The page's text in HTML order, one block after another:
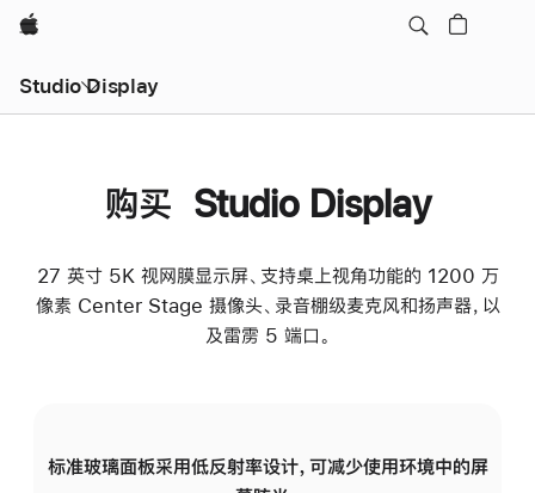
Apple
Studio Display
购买 Studio Display
27 英寸 5K 视网膜显示屏、支持桌上视角功能的 1200 万
像素 Center Stage 摄像头、录音棚级麦克风和扬声器，以
及雷雳 5 端口。
标准玻璃面板采用低反射率设计，可减少使用环境中的屏